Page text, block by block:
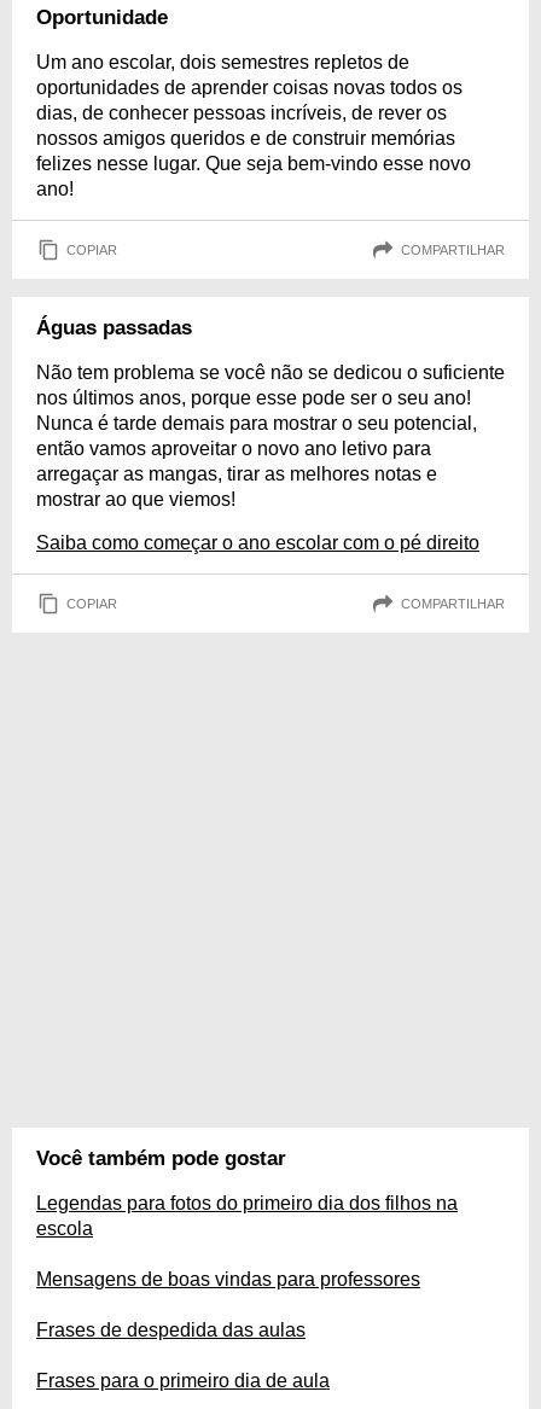
Oportunidade
Um ano escolar, dois semestres repletos de
oportunidades de aprender coisas novas todos os
dias, de conhecer pessoas incríveis, de rever os
nossos amigos queridos e de construir memórias
felizes nesse lugar. Que seja bem-vindo esse novo
ano!
COPIAR COMPARTILHAR
Águas passadas
Não tem problema se você não se dedicou o suficiente
nos últimos anos, porque esse pode ser o seu ano!
Nunca é tarde demais para mostrar o seu potencial,
então vamos aproveitar o novo ano letivo para
arregaçar as mangas, tirar as melhores notas e
mostrar ao que viemos!
Saiba como começar o ano escolar com o pé direito
COPIAR COMPARTILHAR
Você também pode gostar
Legendas para fotos do primeiro dia dos filhos na
escola
Mensagens de boas vindas para professores
Frases de despedida das aulas
Frases para o primeiro dia de aula